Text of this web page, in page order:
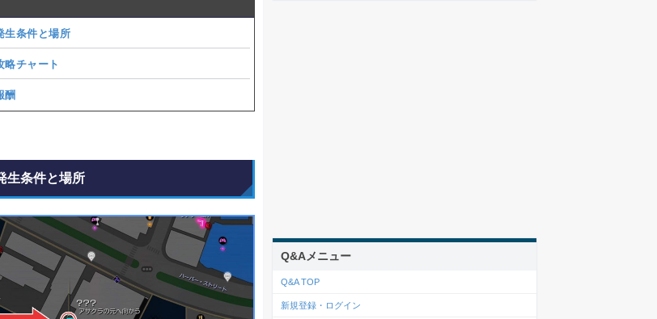
生条件と場所
チャート
酬
生条件と場所
Q&Aメニュー
Q&A TOP
新規登録・ログイン